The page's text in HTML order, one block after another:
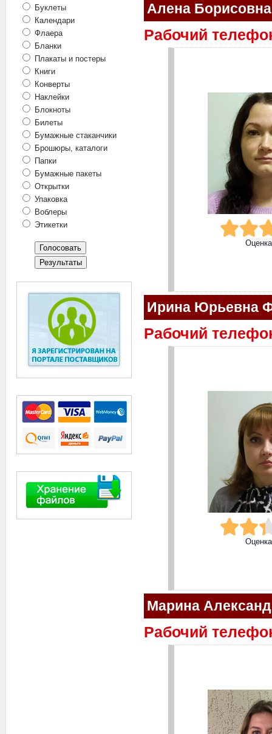
Буклеты
Календари
Флаера
Бланки
Плакаты и постеры
Книги
Конверты
Наклейки
Блокноты
Билеты
Бумажные стаканчики
Брошюры, каталоги
Папки
Бумажные пакеты
Открытки
Упаковка
Воблеры
Этикетки
Алена
Рабочий
Ирина Юрьевна
Рабочий
Марина
Рабочий